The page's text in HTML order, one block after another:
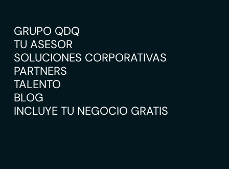
GRUPO QDQ
TU ASESOR
SOLUCIONES CORPORATIVAS
PARTNERS
TALENTO
BLOG
INCLUYE TU NEGOCIO GRATIS